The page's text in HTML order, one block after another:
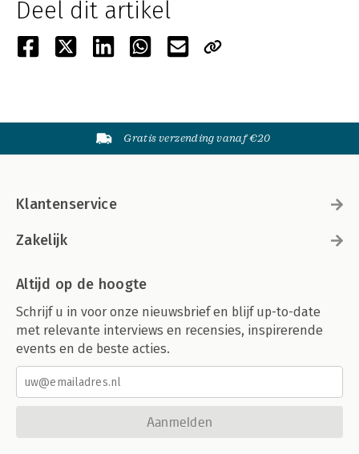
Deel dit artikel
Gratis verzending vanaf €20
Klantenservice
Zakelijk
Altijd op de hoogte
Schrijf u in voor onze nieuwsbrief en blijf up-to-date
met relevante interviews en recensies, inspirerende
events en de beste acties.
Aanmelden